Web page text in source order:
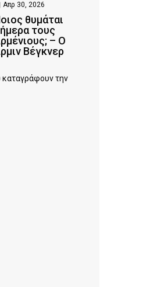
Απρ 30, 2026
θυμάται
τους
– Ο
Βέγκνερ
την